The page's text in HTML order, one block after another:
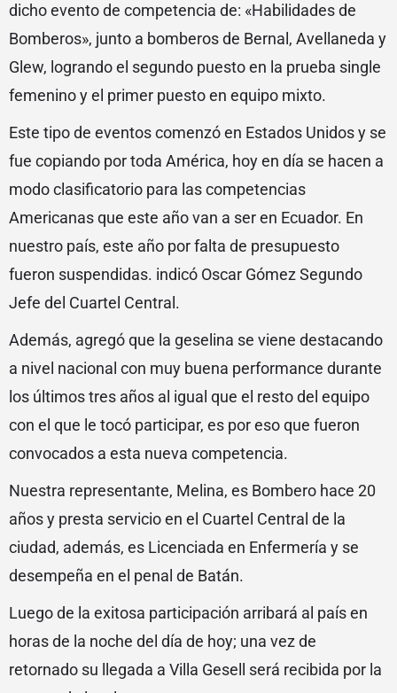
dicho evento de competencia de: «Habilidades de
Bomberos», junto a bomberos de Bernal, Avellaneda y
Glew, logrando el segundo puesto en la prueba single
femenino y el primer puesto en equipo mixto.
Este tipo de eventos comenzó en Estados Unidos y se
fue copiando por toda América, hoy en día se hacen a
modo clasificatorio para las competencias
Americanas que este año van a ser en Ecuador. En
nuestro país, este año por falta de presupuesto
fueron suspendidas. indicó Oscar Gómez Segundo
Jefe del Cuartel Central.
Además, agregó que la geselina se viene destacando
a nivel nacional con muy buena performance durante
los últimos tres años al igual que el resto del equipo
con el que le tocó participar, es por eso que fueron
convocados a esta nueva competencia.
Nuestra representante, Melina, es Bombero hace 20
años y presta servicio en el Cuartel Central de la
ciudad, además, es Licenciada en Enfermería y se
desempeña en el penal de Batán.
Luego de la exitosa participación arribará al país en
horas de la noche del día de hoy; una vez de
retornado su llegada a Villa Gesell será recibida por la